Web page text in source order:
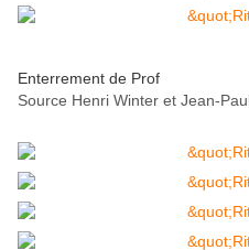
Enterrement de Prof
Source Henri Winter et Jean-